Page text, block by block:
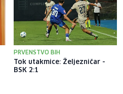
PRVENSTVO BIH
Tok utakmice: Željezničar -
BSK 2:1